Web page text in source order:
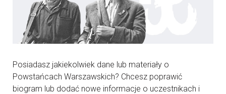
Posiadasz jakiekolwiek dane lub materiały o
Powstańcach Warszawskich? Chcesz poprawić
biogram lub dodać nowe informacje o uczestnikach i